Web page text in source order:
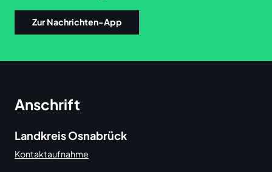
Zur Nachrichten-App
Anschrift
Landkreis Osnabrück
Kontaktaufnahme